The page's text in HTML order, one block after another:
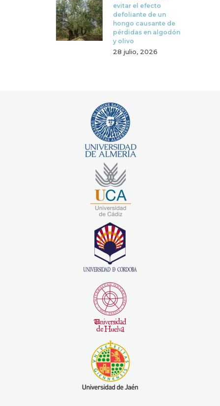
evitar el efecto
defoliante de un
hongo causante de
pérdidas en algodón
y olivo
28 julio, 2026